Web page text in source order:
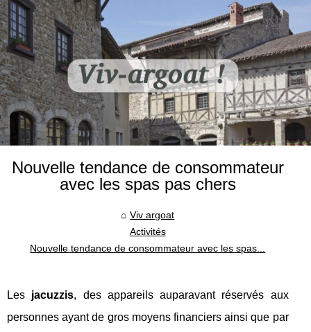
Nouvelle tendance de consommateur
avec les spas pas chers
Viv argoat
Activités
Nouvelle tendance de consommateur avec les spas...
Les jacuzzis, des appareils auparavant réservés aux
personnes ayant de gros moyens financiers ainsi que par